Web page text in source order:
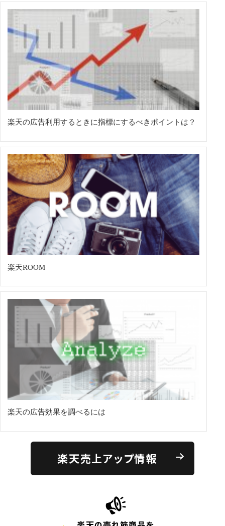
楽天の広告利用するときに指標にするべきポイントは？
楽天ROOM
楽天の広告効果を調べるには
楽天売上アップ情報